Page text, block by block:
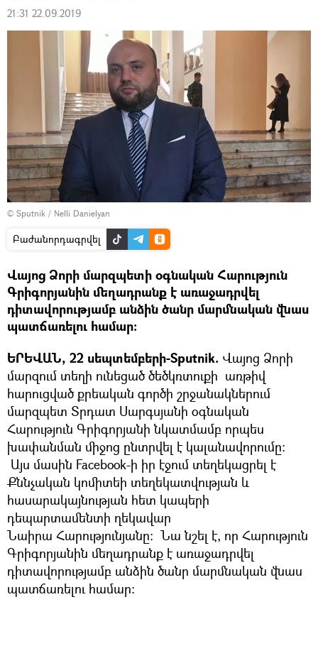
21:31 22.09.2019
© Sputnik / Nelli Danielyan
Բաժանորդագրվել
Վայոց Ձորի մարզպետի օգնական Հարություն
Գրիգորյանին մեղադրանք է առաջադրվել
դիտավորությամբ անձին ծանր մարմնական վնաս
պատճառելու համար:
ԵՐԵՎԱՆ, 22 սեպտեմբերի-Sputnik. Վայոց Ձորի
մարզում տեղի ունեցած ծեծկռտուքի առթիվ
հարուցված քրեական գործի շրջանակներում
մարզպետ Տրդատ Սարգսյանի օգնական
Հարություն Գրիգորյանի նկատմամբ որպես
խափանման միջոց ընտրվել է կալանավորումը:
Այս մասին Facebook-ի իր էջում տեղեկացրել է
Քննչական կոմիտեի տեղեկատվության և
հասարակայնության հետ կապերի
դեպարտամենտի ղեկավար
Նաիրա Հարությունյանը։ Նա նշել է, որ Հարություն
Գրիգորյանին մեղադրանք է առաջադրվել
դիտավորությամբ անձին ծանր մարմնական վնաս
պատճառելու համար: